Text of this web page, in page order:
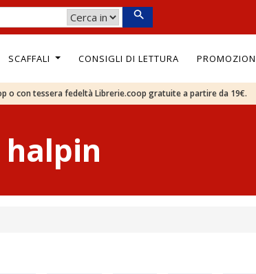
SCAFFALI CONSIGLI DI LETTURA
o con tessera fedeltà Librerie.coop gratuite a partire da 19€.